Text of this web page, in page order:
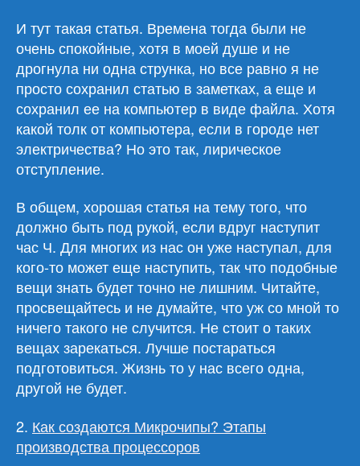
И тут такая статья. Времена тогда были не
очень спокойные, хотя в моей душе и не
дрогнула ни одна струнка, но все равно я не
просто сохранил статью в заметках, а еще и
сохранил ее на компьютер в виде файла. Хотя
какой толк от компьютера, если в городе нет
электричества? Но это так, лирическое
отступление.
В общем, хорошая статья на тему того, что
должно быть под рукой, если вдруг наступит
час Ч. Для многих из нас он уже наступал, для
кого-то может еще наступить, так что подобные
вещи знать будет точно не лишним. Читайте,
просвещайтесь и не думайте, что уж со мной то
ничего такого не случится. Не стоит о таких
вещах зарекаться. Лучше постараться
подготовиться. Жизнь то у нас всего одна,
другой не будет.
2. Как создаются Микрочипы? Этапы
производства процессоров